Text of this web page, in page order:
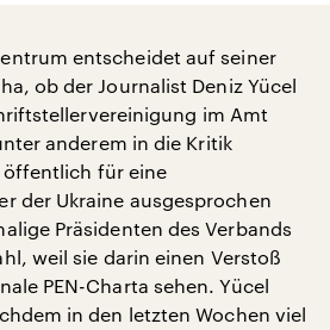
entscheidet auf seiner
ob der Journalist Deniz Yücel
im Amt
anderem in die Kritik
öffentlich für eine
der Ukraine ausgesprochen
Präsidenten des Verbands
weil sie darin einen Verstoß
PEN-Charta sehen. Yücel
in den letzten Wochen viel